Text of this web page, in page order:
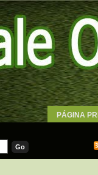
PÁGINA